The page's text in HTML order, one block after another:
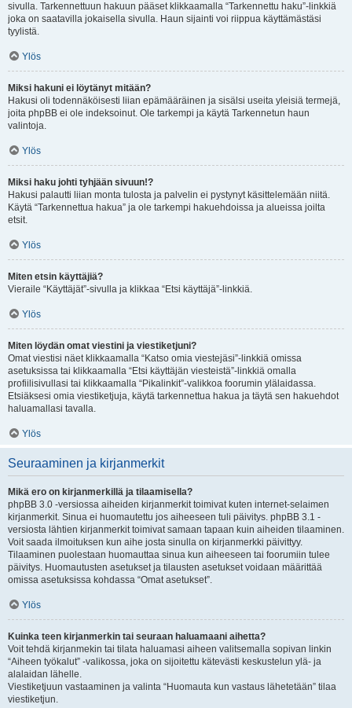
sivulla. Tarkennettuun hakuun pääset klikkaamalla “Tarkennettu haku”-linkkiä
joka on saatavilla jokaisella sivulla. Haun sijainti voi riippua käyttämästäsi
tyylistä.
Ylös
Miksi hakuni ei löytänyt mitään?
Hakusi oli todennäköisesti liian epämääräinen ja sisälsi useita yleisiä termejä,
joita phpBB ei ole indeksoinut. Ole tarkempi ja käytä Tarkennetun haun
valintoja.
Ylös
Miksi haku johti tyhjään sivuun!?
Hakusi palautti liian monta tulosta ja palvelin ei pystynyt käsittelemään niitä.
Käytä “Tarkennettua hakua” ja ole tarkempi hakuehdoissa ja alueissa joilta
etsit.
Ylös
Miten etsin käyttäjiä?
Vieraile “Käyttäjät”-sivulla ja klikkaa “Etsi käyttäjä”-linkkiä.
Ylös
Miten löydän omat viestini ja viestiketjuni?
Omat viestisi näet klikkaamalla “Katso omia viestejäsi”-linkkiä omissa
asetuksissa tai klikkaamalla “Etsi käyttäjän viesteistä”-linkkiä omalla
profiilisivullasi tai klikkaamalla “Pikalinkit”-valikkoa foorumin ylälaidassa.
Etsiäksesi omia viestiketjuja, käytä tarkennettua hakua ja täytä sen hakuehdot
haluamallasi tavalla.
Ylös
Seuraaminen ja kirjanmerkit
Mikä ero on kirjanmerkillä ja tilaamisella?
phpBB 3.0 -versiossa aiheiden kirjanmerkit toimivat kuten internet-selaimen
kirjanmerkit. Sinua ei huomautettu jos aiheeseen tuli päivitys. phpBB 3.1 -
versiosta lähtien kirjanmerkit toimivat samaan tapaan kuin aiheiden tilaaminen.
Voit saada ilmoituksen kun aihe josta sinulla on kirjanmerkki päivittyy.
Tilaaminen puolestaan huomauttaa sinua kun aiheeseen tai foorumiin tulee
päivitys. Huomautusten asetukset ja tilausten asetukset voidaan määrittää
omissa asetuksissa kohdassa “Omat asetukset”.
Ylös
Kuinka teen kirjanmerkin tai seuraan haluamaani aihetta?
Voit tehdä kirjanmekin tai tilata haluamasi aiheen valitsemalla sopivan linkin
“Aiheen työkalut” -valikossa, joka on sijoitettu kätevästi keskustelun ylä- ja
alalaidan lähelle.
Viestiketjuun vastaaminen ja valinta “Huomauta kun vastaus lähetetään” tilaa
viestiketjun.